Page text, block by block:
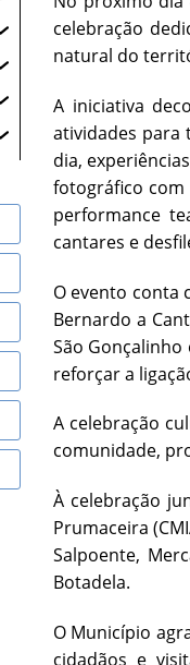
celebração
natural do
A iniciativa
atividades para
dia,
fotográfico com
performance
cantares e
O evento conta
Bernardo a
São
reforçar a
A celebração
comunidade,
À celebração
Prumaceira
Salpoente,
Botadela.
O Município
cidadãos e